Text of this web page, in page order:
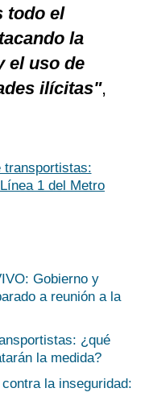
todo el
la
el uso de
ilícitas",
transportistas:
1 del Metro
Gobierno y
a reunión a la
¿qué
la medida?
la inseguridad: